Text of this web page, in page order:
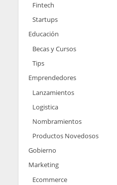
Fintech
Startups
Educación
Becas y Cursos
Tips
Emprendedores
Lanzamientos
Logistica
Nombramientos
Productos Novedosos
Gobierno
Marketing
Ecommerce